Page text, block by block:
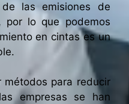
las emisiones de
por lo que podemos
en cintas es un
métodos para reducir
empresas se han